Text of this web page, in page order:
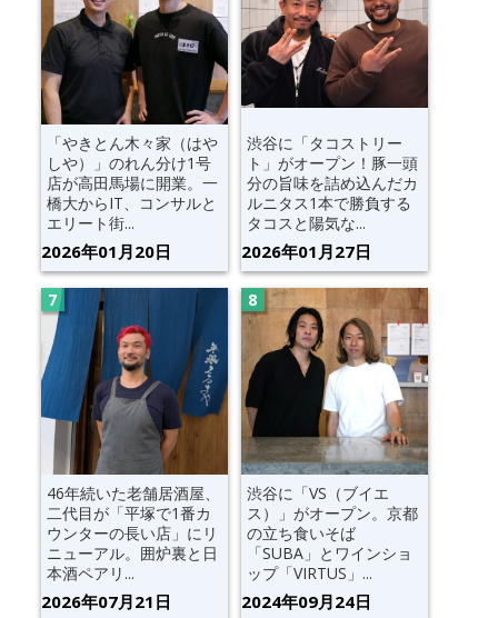
「やきとん木々家（はや
しや）」のれん分け1号
店が高田馬場に開業。一
橋大からIT、コンサルと
エリート街...
2026年01月20日
渋谷に「タコストリー
ト」がオープン！豚一頭
分の旨味を詰め込んだカ
ルニタス1本で勝負する
タコスと陽気な...
2026年01月27日
46年続いた老舗居酒屋、
二代目が「平塚で1番カ
ウンターの長い店」にリ
ニューアル。囲炉裏と日
本酒ペアリ...
2026年07月21日
渋谷に「VS（ブイエ
ス）」がオープン。京都
の立ち食いそば
「SUBA」とワインショ
ップ「VIRTUS」...
2024年09月24日